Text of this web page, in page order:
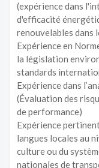
(expérience dans
d'efficacité
renouvelables dans
Expérience en
la législation
standards
Expérience dans
(Évaluation des
de performance)
Expérience
langues locales au
culture ou du
nationales de